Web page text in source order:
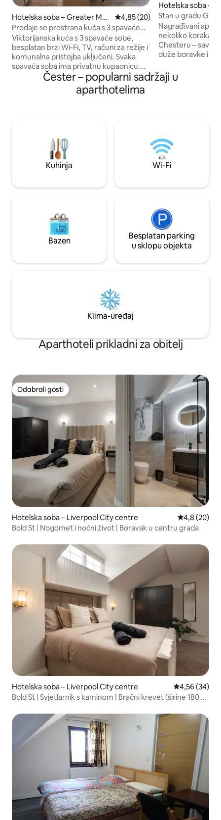
Hotelska soba – Greater Man
chester
Prosječna ocjena: 4,85/5,
4,85 (20)
Prodaje se prostrana kuća s 3 spavaće
sobe s privatnim
kupaonicama|Vrt|Besplatno parkiranje
Viktorijanska kuća s 3 spavaće sobe,
besplatan brzi Wi-Fi, TV, računi za režije i
komunalna pristojba uključeni. Svaka
spavaća soba ima privatnu kupaonicu.
Privatni vrt. Prostrani dnevni boravak s
TV-om i sofom. Potpuno opremljena
kuhinja i blagovaonica s
tosterom, aparatom za kavu, kuhalom
za vodu itd. Idealno za kratke ili duže
boravke. Kućni ljubimci dobrog
ponašanja su dobrodošli. 50 GBP po
parkiranje. Mirno okruženje, samo 5
Hotelska soba –
Chester
Stan u gradu
kadom i brzim
Nagrađivani
nekoliko koraka
Chesteru –
duže boravke i
opremljena
opuštanje nakon
Rows, hipodrom,
atrakcije.
internet (1 GB),
parking.
Čester – popularni sadržaji u
aparthotelima
Kuhinja Wi-Fi
Bazen
Besplatan parking
u sklopu objekta
Klima-uređaj
Aparthoteli prikladni za obitelj
Odabrali gosti
Odabrali gosti
Hotelska soba – Liverpool City centre Prosječna
4,8 (20)
Bold St | Nogomet i noćni život | Boravak u centru grada
Hotelska soba – Liverpool City centre Prosječna
4,56 (34)
Bold St | Svjetlarnik s kaminom | Bračni krevet (širine 180 –